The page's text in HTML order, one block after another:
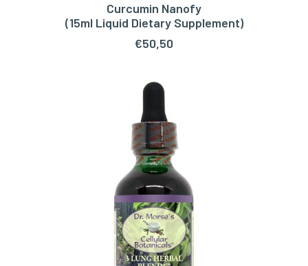
TOEVOEGEN AAN WINKELWAGEN
Curcumin Nanofy
(15ml Liquid Dietary Supplement)
€50,50